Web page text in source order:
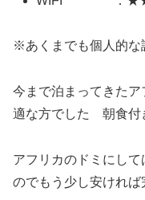
※あくまでも個人的な
今まで泊まってきた
適な方でした 朝食付
アフリカのドミにし
のでもう少し安ければ